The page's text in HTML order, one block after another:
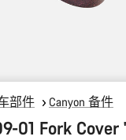
部件 Canyon 备件
01 Fork Cover